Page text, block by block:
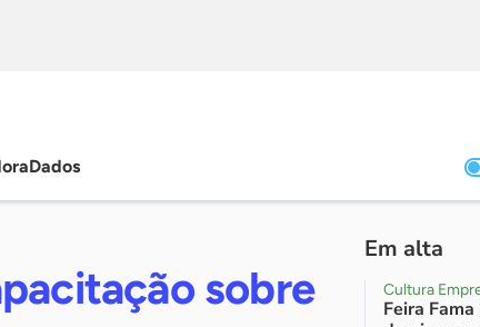
Dados
sobre
Em alta
Cultura
Feira